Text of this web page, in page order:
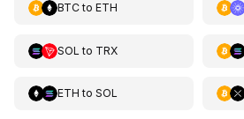
BTCto ETH
SOL to TRX
ETH to SOL